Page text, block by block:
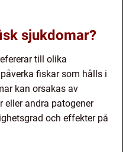
sjukdomar?
till olika
fiskar som hålls i
kan orsakas av
eller andra patogener
och effekter på